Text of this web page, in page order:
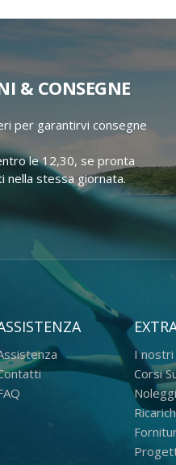
& CONSEGNE
per garantirvi consegne
le 12,30, se pronta
nella stessa giornata.
I
Corsi